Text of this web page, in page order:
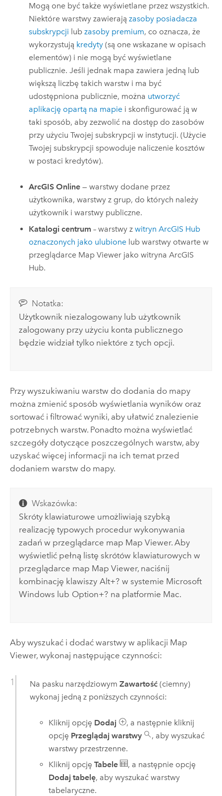
Mogą one być także wyświetlane przez wszystkich.
Niektóre warstwy zawierajązasoby posiadacza
subskrypcji lubzasoby premium, co oznacza, że
wykorzystują kredyty (są one wskazane w opisach
elementów) i nie mogą być wyświetlane
publicznie. Jeśli jednak mapa zawiera jedną lub
większą liczbę takich warstw i ma być
udostępniona publicznie, można utworzyć
aplikację opartą na mapie i skonfigurować ją w
taki sposób, aby zezwolić na dostęp do zasobów
przy użyciu Twojej subskrypcji w instytucji. (Użycie
Twojej subskrypcji spowoduje naliczenie kosztów
w postaci kredytów).
ArcGIS Online — warstwy dodane przez
użytkownika, warstwy z grup, do których należy
użytkownik i warstwy publiczne.
Katalogi centrum – warstwy zwitrynArcGIS Hub
oznaczonych jako ulubione lub warstwy otwarte w
przeglądarce Map Viewer jako witrynaArcGIS
Hub.
Notatka:
Użytkownik niezalogowany lub użytkownik
zalogowany przy użyciu konta publicznego
będzie widział tylko niektóre z tych opcji.
Przy wyszukiwaniu warstw do dodania do mapy
można zmienić sposób wyświetlania wyników oraz
sortować i filtrować wyniki, aby ułatwić znalezienie
potrzebnych warstw. Ponadto można wyświetlać
szczegóły dotyczące poszczególnych warstw, aby
uzyskać więcej informacji na ich temat przed
dodaniem warstw do mapy.
Wskazówka:
Skróty klawiaturowe umożliwiają szybką
realizację typowych procedur wykonywania
zadań w przeglądarce map Map Viewer. Aby
wyświetlić pełną listę skrótów klawiaturowych w
przeglądarce map Map Viewer, naciśnij
kombinację klawiszy Alt+? w systemie Microsoft
Windows lub Option+? na platformie Mac.
Aby wyszukać i dodać warstwy w aplikacji Map
Viewer, wykonaj następujące czynności:
Na pasku narzędziowym Zawartość(ciemny)
wykonaj jedną z poniższych czynności:
Kliknij opcję Dodaj
, a następnie kliknij
opcję Przeglądaj warstwy
, aby wyszukać
warstwy przestrzenne.
Kliknij opcjęTabele
, a następnie opcję
Dodaj tabelę, aby wyszukać warstwy
tabelaryczne.